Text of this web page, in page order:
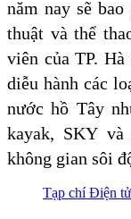
năm nay sẽ
thuật và thể
viên của TP.
diễu hành các
nước hồ Tây
kayak, SKY
không gian sôi
Tạp chí Điện